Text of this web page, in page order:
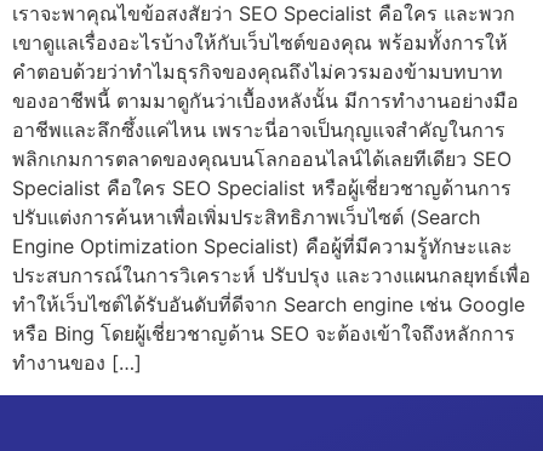
เราจะพาคุณไขข้อสงสัยว่า SEO Specialist คือใคร และพวก
เขาดูแลเรื่องอะไรบ้างให้กับเว็บไซต์ของคุณ พร้อมทั้งการให้
คำตอบด้วยว่าทำไมธุรกิจของคุณถึงไม่ควรมองข้ามบทบาท
ของอาชีพนี้ ตามมาดูกันว่าเบื้องหลังนั้น มีการทำงานอย่างมือ
อาชีพและลึกซึ้งแค่ไหน เพราะนี่อาจเป็นกุญแจสำคัญในการ
พลิกเกมการตลาดของคุณบนโลกออนไลน์ได้เลยทีเดียว SEO
Specialist คือใคร SEO Specialist หรือผู้เชี่ยวชาญด้านการ
ปรับแต่งการค้นหาเพื่อเพิ่มประสิทธิภาพเว็บไซต์ (Search
Engine Optimization Specialist) คือผู้ที่มีความรู้ทักษะและ
ประสบการณ์ในการวิเคราะห์ ปรับปรุง และวางแผนกลยุทธ์เพื่อ
ทำให้เว็บไซต์ได้รับอันดับที่ดีจาก Search engine เช่น Google
หรือ Bing โดยผู้เชี่ยวชาญด้าน SEO จะต้องเข้าใจถึงหลักการ
ทำงานของ […]